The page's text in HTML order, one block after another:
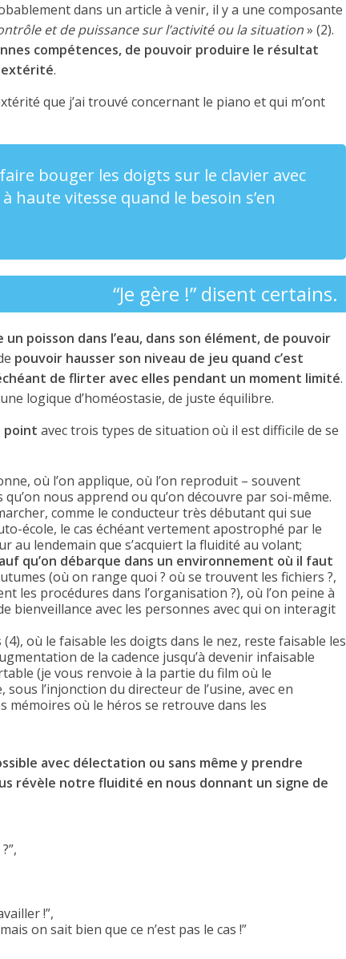
dans un article à venir, il y a une composante
et de puissance sur l’activité ou la situation» (2).
compétences, de pouvoir produire le résultat
.
que j’ai trouvé concernant le piano et qui m’ont
bouger les doigts sur le clavier avec
haute vitesse quand le besoin s’en
“Je gère !” disent certains.
un poisson dans l’eau, dans son élément, de pouvoir
pouvoir hausser son niveau de jeu quand c’est
de flirter avec elles pendant un moment limité.
logique d’homéostasie, de juste équilibre.
point avec trois types de situation où il est difficile de se
où l’on applique, où l’on reproduit – souvent
nous apprend ou qu’on découvre par soi-même.
comme le conducteur très débutant qui sue
école, le cas échéant vertement apostrophé par le
au lendemain que s’acquiert la fluidité au volant;
qu’on débarque dans un environnement où il faut
(où on range quoi ? où se trouvent les fichiers ?,
les procédures dans l’organisation ?), où l’on peine à
bienveillance avec les personnes avec qui on interagit
(4), où le faisable les doigts dans le nez, reste faisable les
de la cadence jusqu’à devenir infaisable
(je vous renvoie à la partie du film où le
l’injonction du directeur de l’usine, avec en
mémoires où le héros se retrouve dans les
avec délectation ou sans même y prendre
révèle notre fluidité en nous donnant un signe de
!”,
on sait bien que ce n’est pas le cas !”